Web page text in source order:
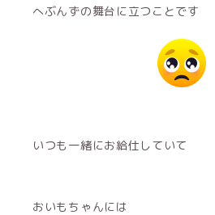
へぶんずの舞台に立つことです
いつも一緒にお給仕していて
おいもちゃんには